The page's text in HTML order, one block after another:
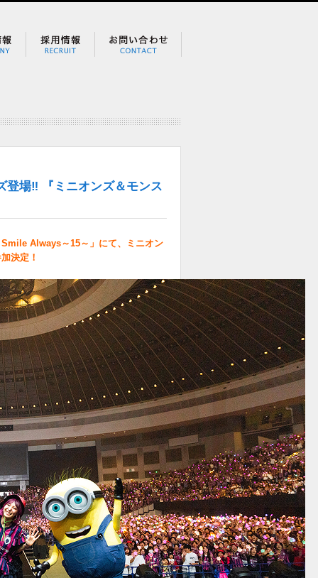
登場‼ 『ミニオンズ＆モンス
Always～15～」にて、ミニオン
決定！